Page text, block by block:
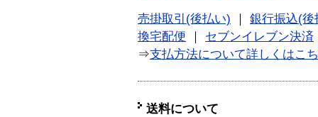
売掛取引(後払い)
銀行振込(後
換宅配便
セブンイレブン決済
⇒支払方法について詳しくはこ
送料について